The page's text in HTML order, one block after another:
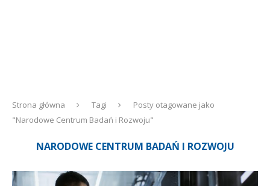
Strona główna Tagi
Posty otagowane jako
"Narodowe Centrum Badań i Rozwoju"
NARODOWE CENTRUM BADAŃ I ROZWOJU